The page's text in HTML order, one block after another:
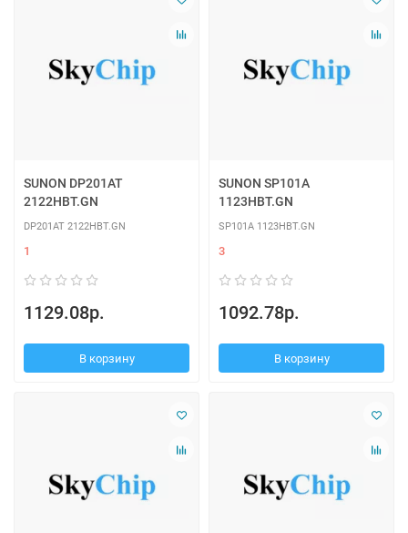
SUNON DP201AT
2122HBT.GN
DP201AT 2122HBT.GN
1
1129.08р.
В корзину
SUNON SP101A
1123HBT.GN
SP101A 1123HBT.GN
3
1092.78р.
В корзину